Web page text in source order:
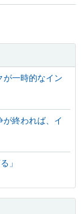
が一時的なイン
が終われば、イ
」